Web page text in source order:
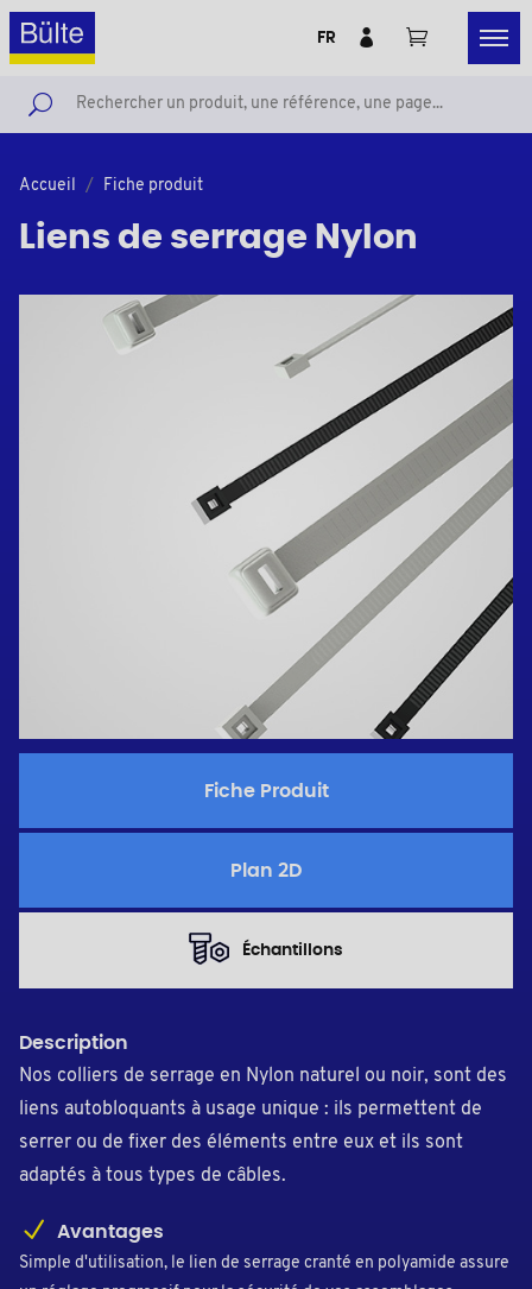
FR
Accueil Fiche produit
Liens de serrage Nylon
Fiche Produit
Plan 2D
Échantillons
Description
Nos colliers de serrage en Nylon naturel ou noir, sont des
liens autobloquants à usage unique : ils permettent de
serrer ou de fixer des éléments entre eux et ils sont
adaptés à tous types de câbles.
Avantages
Simple d'utilisation, le lien de serrage cranté en polyamide assure